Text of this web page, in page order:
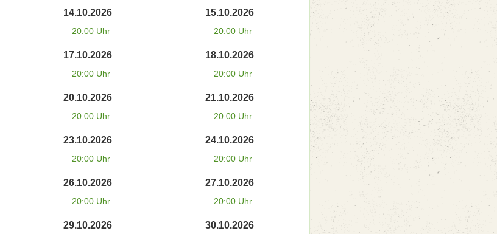
14.10.2026
20:00 Uhr
15.10.2026
20:00 Uhr
17.10.2026
20:00 Uhr
18.10.2026
20:00 Uhr
20.10.2026
20:00 Uhr
21.10.2026
20:00 Uhr
23.10.2026
20:00 Uhr
24.10.2026
20:00 Uhr
26.10.2026
20:00 Uhr
27.10.2026
20:00 Uhr
29.10.2026 30.10.2026